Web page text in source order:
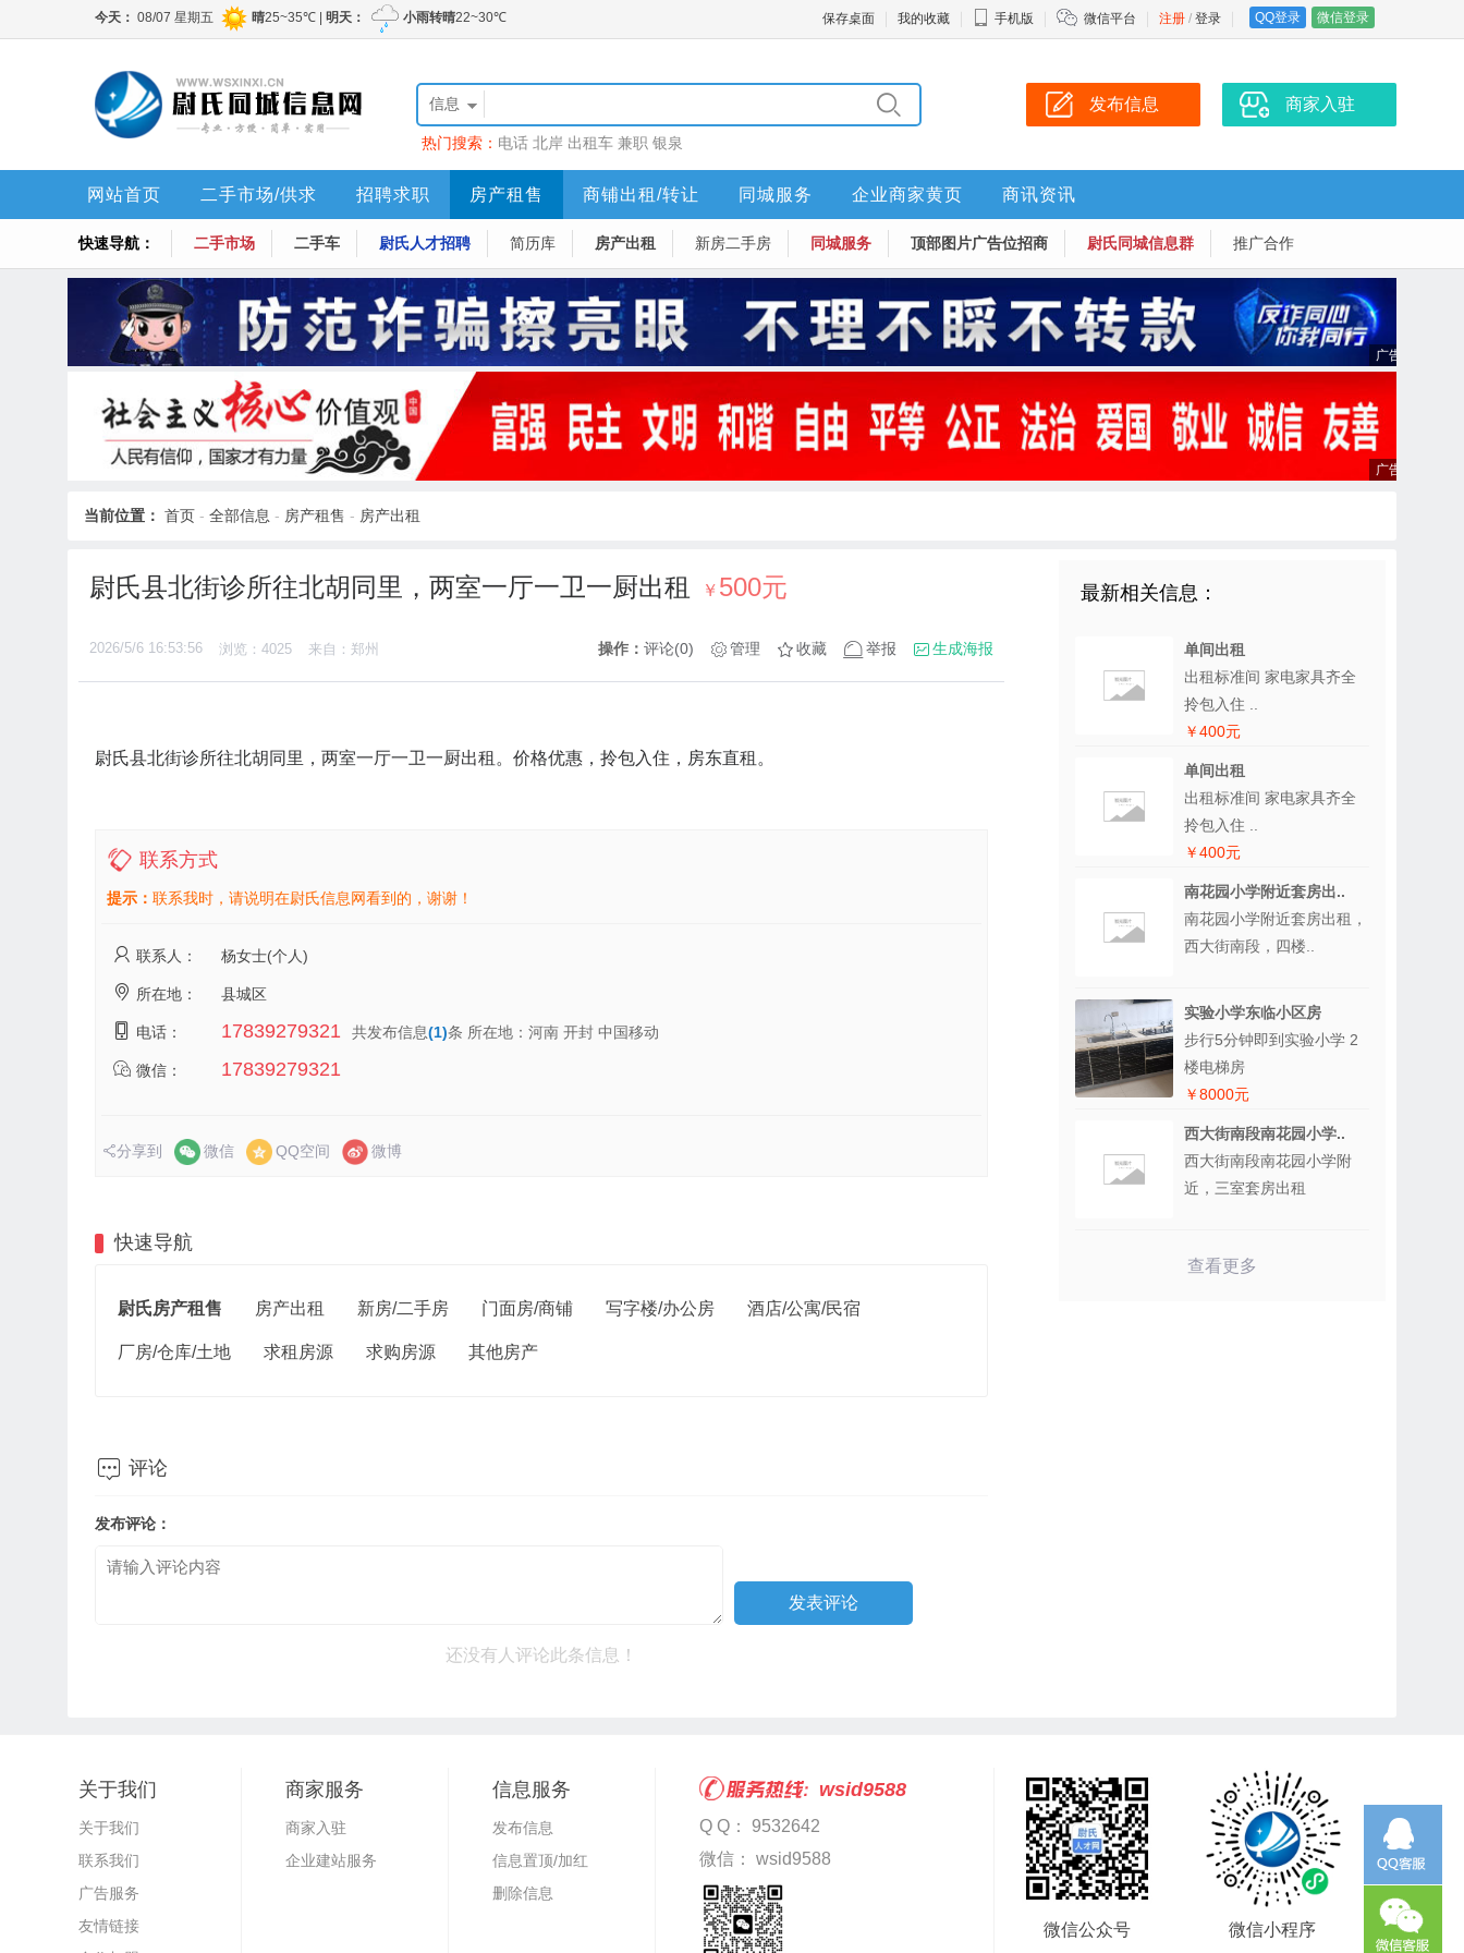
注册 / 登录 QQ登录 微信登录
保存桌面 我的收藏 手机版 微信平台
信息
热门搜索： 电话 北岸 出租车 兼职 银泉
发布信息 商家入驻
网站首页 二手市场/供求 招聘求职 房产租售 商铺出租/转让 同城服务 企业商家黄页 商讯资讯
快速导航： 二手市场 二手车 尉氏人才招聘 简历库 房产出租 新房二手房 同城服务 顶部图片广告位招商 尉氏同城信息群 推广合作
当前位置： 首页 - 全部信息 - 房产租售 - 房产出租
尉氏县北街诊所往北胡同里，两室一厅一卫一厨出租 ￥ 500元
2026/5/6 16:53:56 浏览：4025 来自：郑州 操作： 评论(0) 管理 收藏 举报 生成海报
尉氏县北街诊所往北胡同里，两室一厅一卫一厨出租。价格优惠，拎包入住，房东直租。
联系方式
提示： 联系我时，请说明在尉氏信息网看到的，谢谢！
联系人： 杨女士(个人)
所在地： 县城区
电话： 17839279321 共发布信息(1)条 所在地：河南 开封 中国移动
微信： 17839279321
分享到 微信 QQ空间 微博
快速导航
尉氏房产租售 房产出租 新房/二手房 门面房/商铺 写字楼/办公房 酒店/公寓/民宿
厂房/仓库/土地 求租房源 求购房源 其他房产
 评论
发布评论：
还没有人评论此条信息！
最新相关信息：
单间出租
出租标准间 家电家具齐全
拎包入住 ..
￥400元
单间出租
出租标准间 家电家具齐全
拎包入住 ..
￥400元
南花园小学附近套房出..
南花园小学附近套房出租，
西大街南段，四楼..
实验小学东临小区房
步行5分钟即到实验小学 2
楼电梯房
￥8000元
西大街南段南花园小学..
西大街南段南花园小学附
近，三室套房出租
查看更多
关于我们
关于我们
联系我们
广告服务
友情链接
商家服务
商家入驻
企业建站服务
信息服务
发布信息
信息置顶/加红
删除信息
wsid9588
Q Q： 9532642
微信： wsid9588
微信公众号 微信小程序